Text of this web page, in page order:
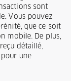
sont
Vous pouvez
que ce soit
mobile. De plus,
détaillé,
une